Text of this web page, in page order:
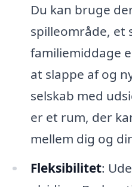
Du kan bruge
spilleområde, et
familiemiddage
at slappe af og
selskab med
er et rum, der
mellem dig og
Fleksibilitet: